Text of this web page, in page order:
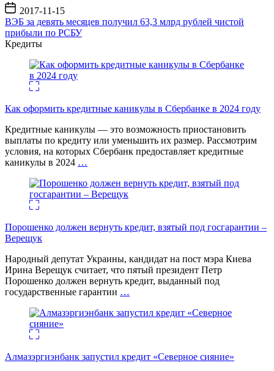
Дата
записи
2017-11-15
ВЭБ за девять месяцев получил 63,3 млрд рублей чистой
прибыли по РСБУ
Кредиты
Как оформить кредитные каникулы в Сбербанке в 2024 году
Кредитные каникулы — это возможность приостановить
выплаты по кредиту или уменьшить их размер. Рассмотрим
условия, на которых Сбербанк предоставляет кредитные
каникулы в 2024 …
Порошенко должен вернуть кредит, взятый под госгарантии –
Верещук
Народный депутат Украины, кандидат на пост мэра Киева
Ирина Верещук считает, что пятый президент Петр
Порошенко должен вернуть кредит, выданный под
государственные гарантии …
Алмазэргиэнбанк запустил кредит «Северное сияние»